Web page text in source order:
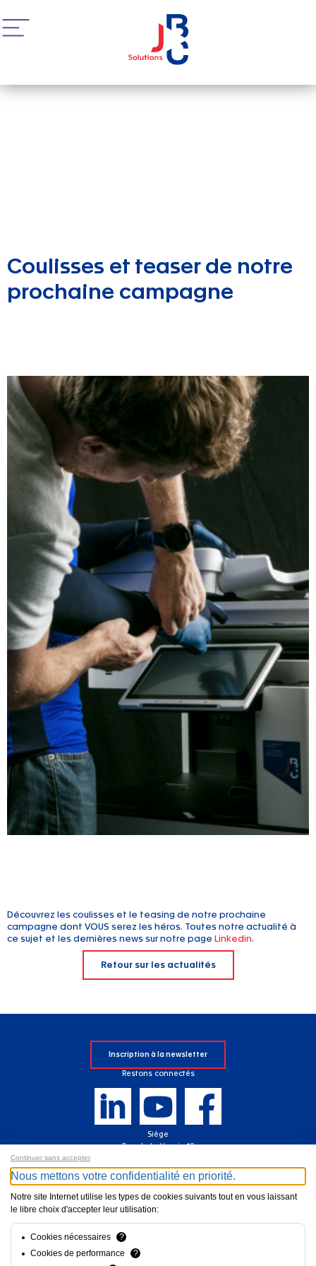
Coulisses et teaser de notre
prochaine campagne
Découvrez les coulisses et le teasing de notre prochaine
campagne dont VOUS serez les héros. Toutes notre actualité à
ce sujet et les dernières news sur notre page Linkedin.
Retour sur les actualités
Inscription à la newsletter
Restons connectés
Siège
Rue de la Vernie 12
T. +41 21 706 60 80
Agence
Route des Grives 2
Continuer sans accepter
Nous mettons votre confidentialité en priorité.
Notre site Internet utilise les types de cookies suivants tout en vous laissant
le libre choix d'accepter leur utilisation:
Cookies nécessaires
?
Cookies de performance
?